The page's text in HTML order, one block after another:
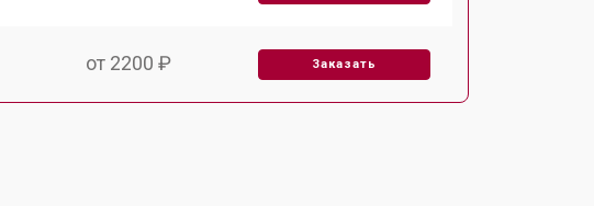
от 2200 ₽ Заказать